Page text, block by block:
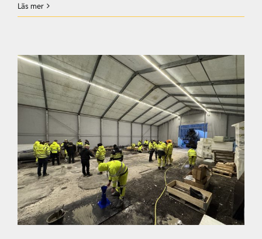
laster
och
Läs mer